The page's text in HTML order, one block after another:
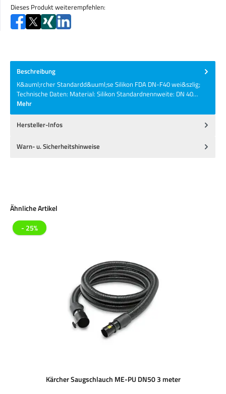
Dieses Produkt weiterempfehlen:
Beschreibung
K&auml;rcher Standardd&uuml;se Silikon FDA DN-F40 wei&szlig;
Technische Daten: Material: Silikon Standardnennweite: DN 40…
Mehr
Hersteller-Infos
Warn- u. Sicherheitshinweise
Produktgalerie überspringen
Ähnliche Artikel
- 25%
Kärcher Saugschlauch ME-PU DN50 3 meter